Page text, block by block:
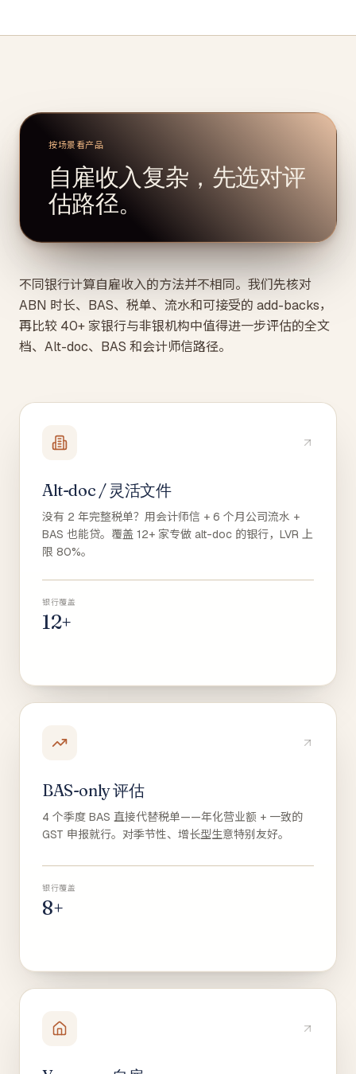
按场景看产品
自雇收入复杂，先选对评
估路径。
不同银行计算自雇收入的方法并不相同。我们先核对
ABN 时长、BAS、税单、流水和可接受的 add-backs，
再比较 40+ 家银行与非银机构中值得进一步评估的全文
档、Alt-doc、BAS 和会计师信路径。
Alt-doc / 灵活文件
没有 2 年完整税单？用会计师信 + 6 个月公司流水 +
BAS 也能贷。覆盖 12+ 家专做 alt-doc 的银行，LVR 上
限 80%。
银行覆盖
12+
BAS-only 评估
4 个季度 BAS 直接代替税单——年化营业额 + 一致的
GST 申报就行。对季节性、增长型生意特别友好。
银行覆盖
8+